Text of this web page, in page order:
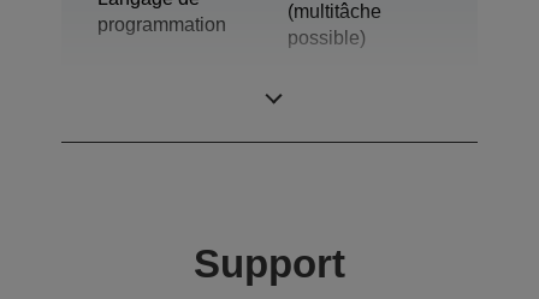
programmation
(multitâche
possible)
Support